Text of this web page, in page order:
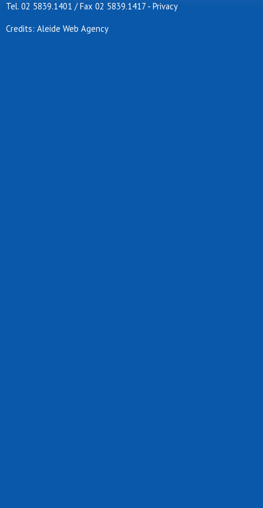
Tel. 02 5839.1401 / Fax 02 5839.1417 - Privacy
Credits: Aleide Web Agency